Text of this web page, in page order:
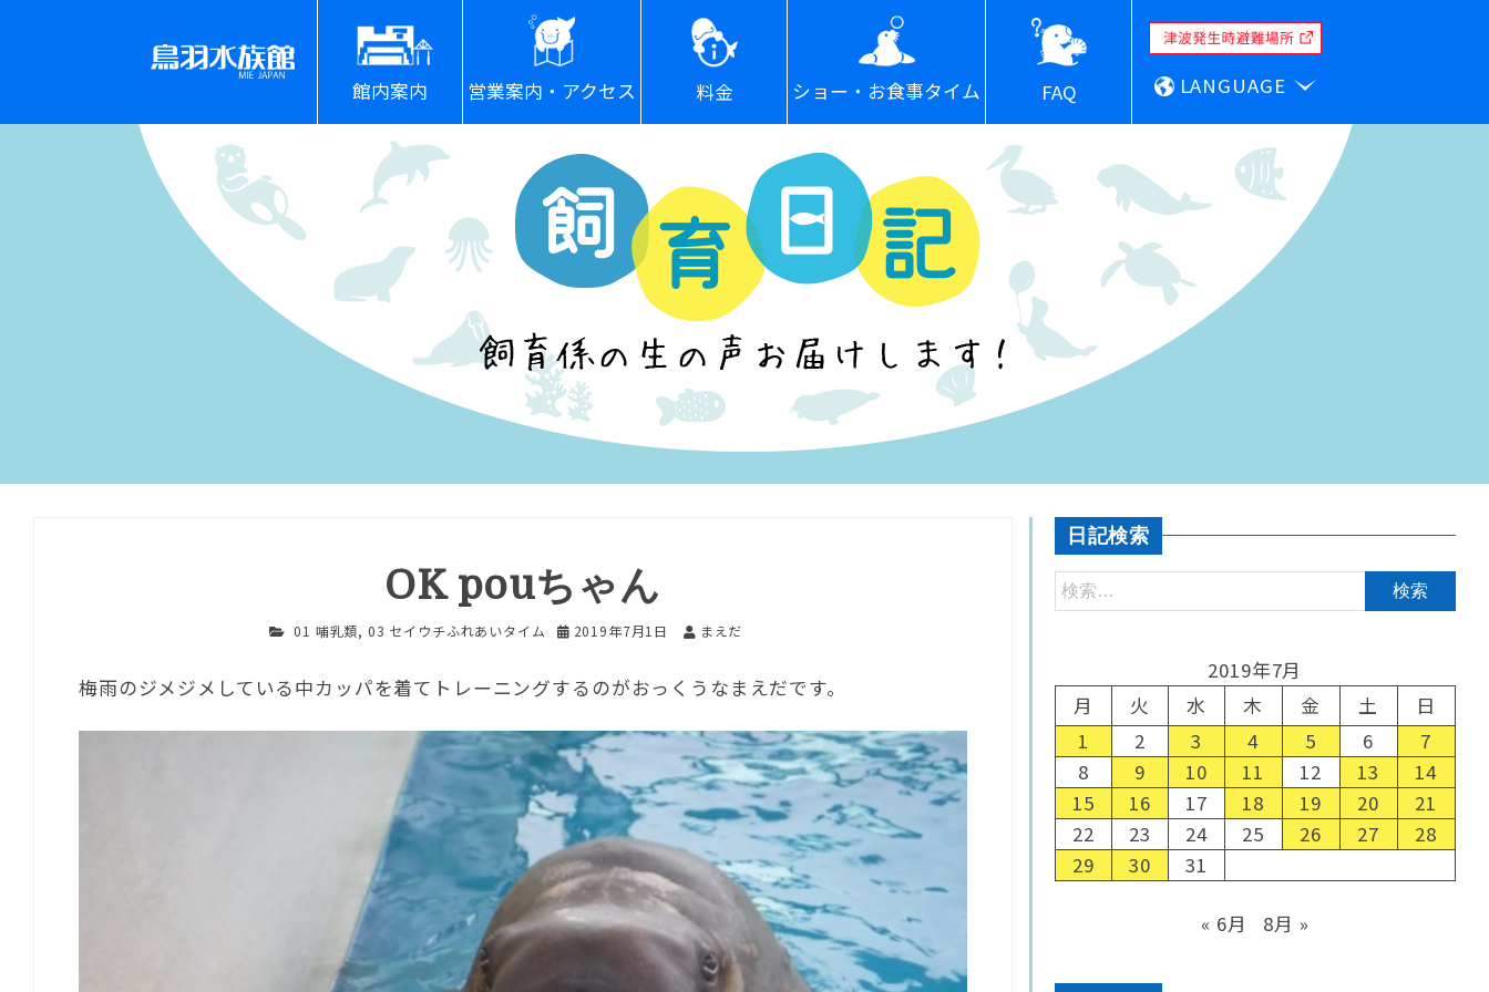
館内案内 営業案内・アクセス 料金 ショー・お食事タイム FAQ LANGUAGE
OK pouちゃん
01 哺乳類, 03 セイウチふれあいタイム 2019年7月1日 まえだ
梅雨のジメジメしている中カッパを着てトレーニングするのがおっくうなまえだです。
日記検索
2019年7月
月
火 水 木 金 土
日
1
2 3 4 5 6
7
8
9 10 11 12 13
14
15
16 17 18 19 20
21
22
23 24 25 26 27
28
29
30 31
« 6月 8月 »